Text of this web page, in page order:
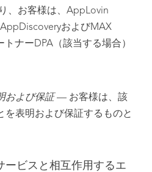
、お客様は、AppLovin
およびMAX
ナーDPA（該当する場合）
および保証 — お客様は、該
を表明および保証するものと
ービスと相互作用するエ